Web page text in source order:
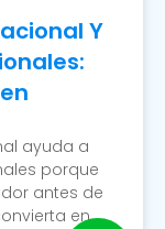
Y
ayuda a
porque
antes de
en